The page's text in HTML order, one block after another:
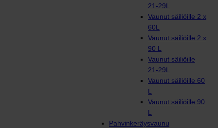
21-29L
Vaunut säiliöille 2 x
60L
Vaunut säiliöille 2 x
90 L
Vaunut säiliöille
21-29L
Vaunut säiliöille 60
L
Vaunut säiliöille 90
L
Pahvinkeräysvaunu